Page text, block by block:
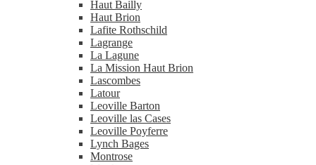
Haut Bailly
Haut Brion
Lafite Rothschild
Lagrange
La Lagune
La Mission Haut Brion
Lascombes
Latour
Leoville Barton
Leoville las Cases
Leoville Poyferre
Lynch Bages
Montrose